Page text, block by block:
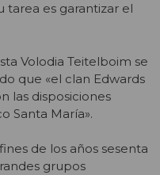
tarea es garantizar el
Volodia Teitelboim se
que «el clan Edwards
las disposiciones
Santa María».
de los años sesenta
grupos